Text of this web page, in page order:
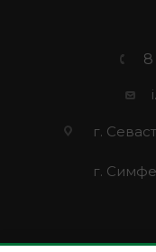
8
г.
г.